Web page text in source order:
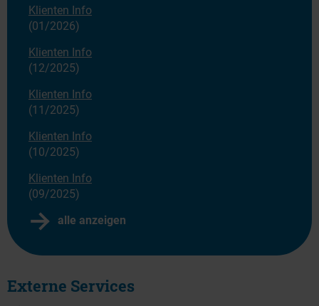
Externe Services
Klienten Info
(01/2026)
Klienten Info
(12/2025)
Klienten Info
(11/2025)
Klienten Info
(10/2025)
Klienten Info
(09/2025)
alle anzeigen